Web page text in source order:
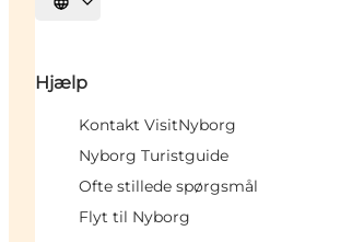
Vælg sprog
Hjælp
Kontakt VisitNyborg
Nyborg Turistguide
Ofte stillede spørgsmål
Flyt til Nyborg